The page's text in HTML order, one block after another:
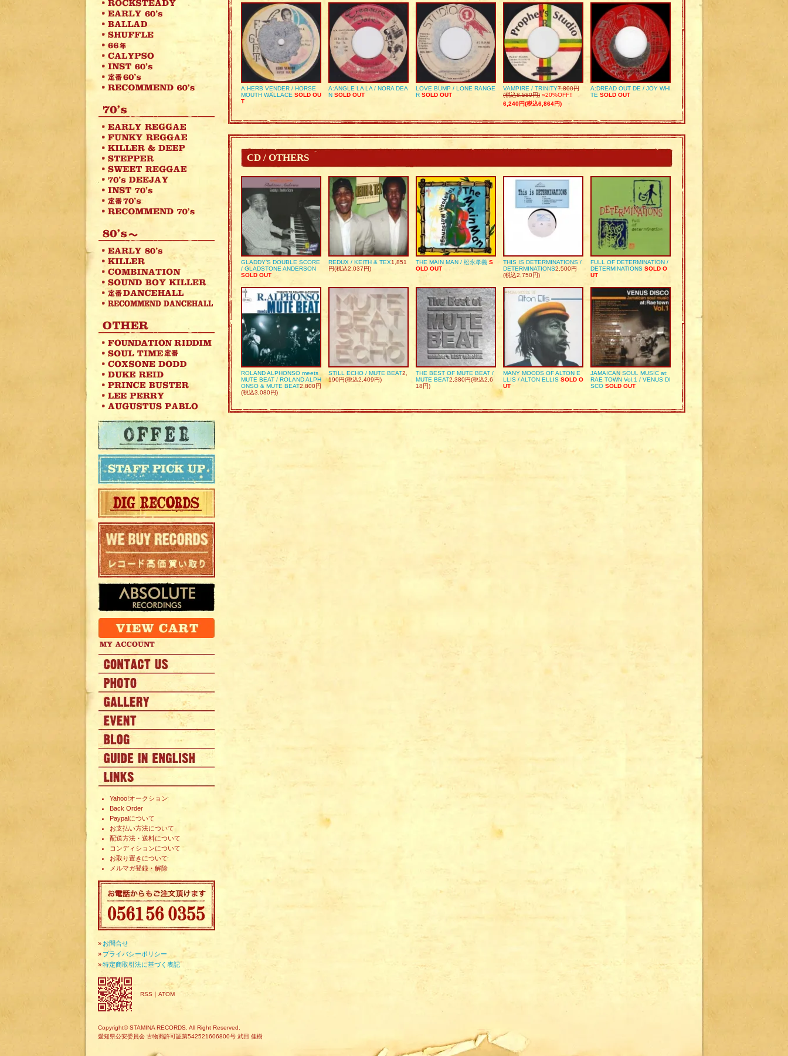
Yahoo!オークション
Back Order
Paypalについて
お支払い方法について
配送方法・送料について
コンディションについて
お取り置きについて
メルマガ登録・解除
» お問合せ
» プライバシーポリシー
»特定商取引法に基づく表記
RSS ｜ ATOM
A:HERB VENDER / HORSE
MOUTH WALLACE SOLD OU
T
A:ANGLE LA LA / NORA DEA
N SOLD OUT
LOVE BUMP / LONE RANGE
R SOLD OUT
VAMPIRE / TRINITY7,800円
(税込8,580円) »20%OFF!!
6,240円(税込6,864円)
A:DREAD OUT DE / JOY WHI
TE SOLD OUT
CD / OTHERS
GLADDY’S DOUBLE SCORE
/ GLADSTONE ANDERSON
SOLD OUT
REDUX / KEITH & TEX1,851
円(税込2,037円)
THE MAIN MAN / 松永孝義 S
OLD OUT
THIS IS DETERMINATIONS /
DETERMINATIONS2,500円
(税込2,750円)
FULL OF DETERMINATION /
DETERMINATIONS SOLD O
UT
ROLAND ALPHONSO meets
MUTE BEAT / ROLAND ALPH
ONSO & MUTE BEAT2,800円
(税込3,080円)
STILL ECHO / MUTE BEAT2,
190円(税込2,409円)
THE BEST OF MUTE BEAT /
MUTE BEAT2,380円(税込2,6
18円)
MANY MOODS OF ALTON E
LLIS / ALTON ELLIS SOLD O
UT
JAMAICAN SOUL MUSIC at:
RAE TOWN Vol.1 / VENUS DI
SCO SOLD OUT
Copyright© STAMINA RECORDS. All Right Reserved.
愛知県公安委員会 古物商許可証第542521606800号 武田 佳樹